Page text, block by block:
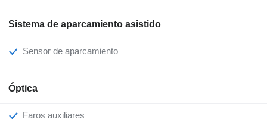
Sistema de aparcamiento asistido
Sensor de aparcamiento
Óptica
Faros auxiliares